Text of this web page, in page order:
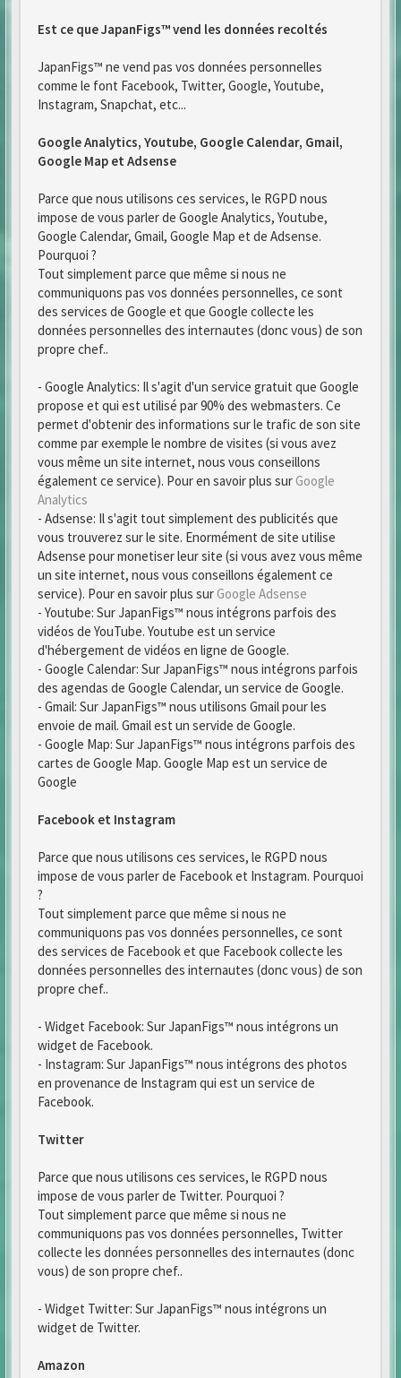
Est ce que JapanFigs™ vend les données recoltés
JapanFigs™ ne vend pas vos données personnelles
comme le font Facebook, Twitter, Google, Youtube,
Instagram, Snapchat, etc...
Google Analytics, Youtube, Google Calendar, Gmail,
Google Map et Adsense
Parce que nous utilisons ces services, le RGPD nous
impose de vous parler de Google Analytics, Youtube,
Google Calendar, Gmail, Google Map et de Adsense.
Pourquoi ?
Tout simplement parce que même si nous ne
communiquons pas vos données personnelles, ce sont
des services de Google et que Google collecte les
données personnelles des internautes (donc vous) de son
propre chef..
- Google Analytics: Il s'agit d'un service gratuit que Google
propose et qui est utilisé par 90% des webmasters. Ce
permet d'obtenir des informations sur le trafic de son site
comme par exemple le nombre de visites (si vous avez
vous même un site internet, nous vous conseillons
également ce service). Pour en savoir plus sur Google
Analytics
- Adsense: Il s'agit tout simplement des publicités que
vous trouverez sur le site. Enormément de site utilise
Adsense pour monetiser leur site (si vous avez vous même
un site internet, nous vous conseillons également ce
service). Pour en savoir plus sur Google Adsense
- Youtube: Sur JapanFigs™ nous intégrons parfois des
vidéos de YouTube. Youtube est un service
d'hébergement de vidéos en ligne de Google.
- Google Calendar: Sur JapanFigs™ nous intégrons parfois
des agendas de Google Calendar, un service de Google.
- Gmail: Sur JapanFigs™ nous utilisons Gmail pour les
envoie de mail. Gmail est un servide de Google.
- Google Map: Sur JapanFigs™ nous intégrons parfois des
cartes de Google Map. Google Map est un service de
Google
Facebook et Instagram
Parce que nous utilisons ces services, le RGPD nous
impose de vous parler de Facebook et Instagram. Pourquoi
?
Tout simplement parce que même si nous ne
communiquons pas vos données personnelles, ce sont
des services de Facebook et que Facebook collecte les
données personnelles des internautes (donc vous) de son
propre chef..
- Widget Facebook: Sur JapanFigs™ nous intégrons un
widget de Facebook.
- Instagram: Sur JapanFigs™ nous intégrons des photos
en provenance de Instagram qui est un service de
Facebook.
Twitter
Parce que nous utilisons ces services, le RGPD nous
impose de vous parler de Twitter. Pourquoi ?
Tout simplement parce que même si nous ne
communiquons pas vos données personnelles, Twitter
collecte les données personnelles des internautes (donc
vous) de son propre chef..
- Widget Twitter: Sur JapanFigs™ nous intégrons un
widget de Twitter.
Amazon